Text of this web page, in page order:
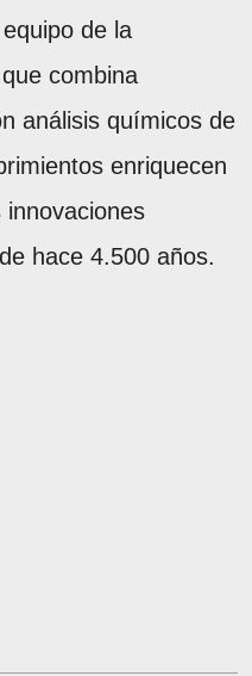
de la
combina
análisis químicos de
enriquecen
hace 4.500 años.